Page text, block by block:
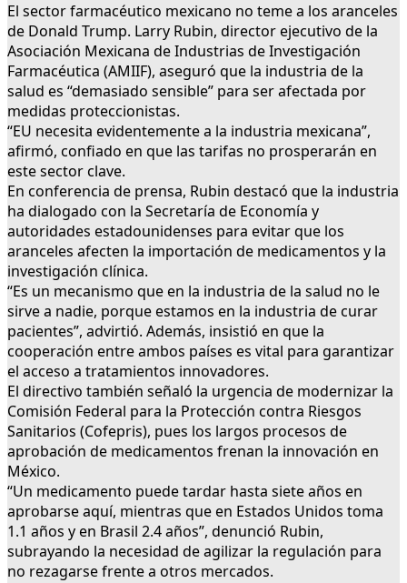
El sector farmacéutico mexicano no teme a los aranceles
de Donald Trump. Larry Rubin, director ejecutivo de la
Asociación Mexicana de Industrias de Investigación
Farmacéutica (AMIIF), aseguró que la industria de la
salud es “demasiado sensible” para ser afectada por
medidas proteccionistas.
“EU necesita evidentemente a la industria mexicana”,
afirmó, confiado en que las tarifas no prosperarán en
este sector clave.
En conferencia de prensa, Rubin destacó que la industria
ha dialogado con la Secretaría de Economía y
autoridades estadounidenses para evitar que los
aranceles afecten la importación de medicamentos y la
investigación clínica.
“Es un mecanismo que en la industria de la salud no le
sirve a nadie, porque estamos en la industria de curar
pacientes”, advirtió. Además, insistió en que la
cooperación entre ambos países es vital para garantizar
el acceso a tratamientos innovadores.
El directivo también señaló la urgencia de modernizar la
Comisión Federal para la Protección contra Riesgos
Sanitarios (Cofepris), pues los largos procesos de
aprobación de medicamentos frenan la innovación en
México.
“Un medicamento puede tardar hasta siete años en
aprobarse aquí, mientras que en Estados Unidos toma
1.1 años y en Brasil 2.4 años”, denunció Rubin,
subrayando la necesidad de agilizar la regulación para
no rezagarse frente a otros mercados.